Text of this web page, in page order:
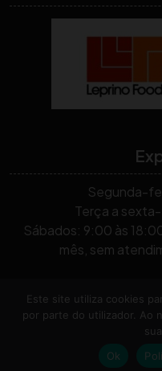
Segunda-
Terça a
Sábados: 9:00 às
mês, sem
Todos os Direitos
compartilhadas no blog
necessariamente
Este site utiliza cookies
por parte do utilizador. Ao
Ok